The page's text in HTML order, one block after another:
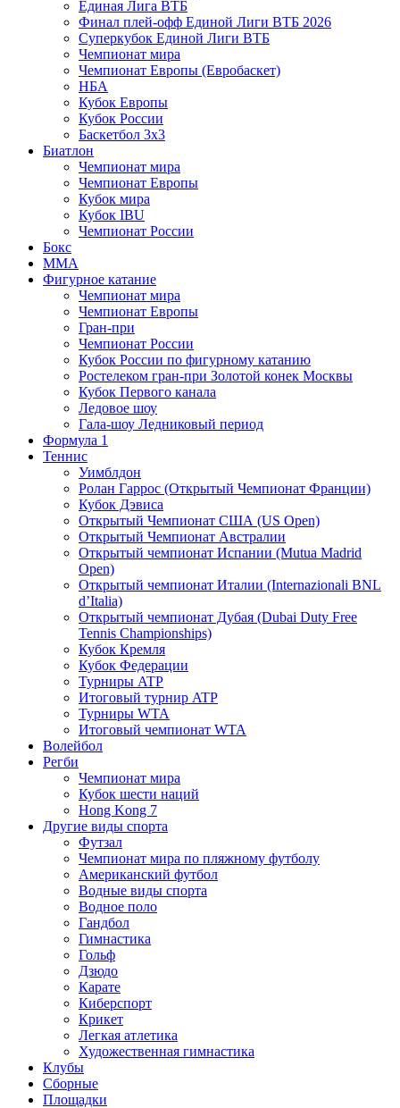
Единая Лига ВТБ
Финал плей-офф Единой Лиги ВТБ 2026
Суперкубок Единой Лиги ВТБ
Чемпионат мира
Чемпионат Европы (Евробаскет)
НБА
Кубок Европы
Кубок России
Баскетбол 3х3
Биатлон
Чемпионат мира
Чемпионат Европы
Кубок мира
Кубок IBU
Чемпионат России
Бокс
MMA
Фигурное катание
Чемпионат мира
Чемпионат Европы
Гран-при
Чемпионат России
Кубок России по фигурному катанию
Ростелеком гран-при Золотой конек Москвы
Кубок Первого канала
Ледовое шоу
Гала-шоу Ледниковый период
Формула 1
Теннис
Уимблдон
Ролан Гаррос (Открытый Чемпионат Франции)
Кубок Дэвиса
Открытый Чемпионат США (US Open)
Открытый Чемпионат Австралии
Открытый чемпионат Испании (Mutua Madrid
Open)
Открытый чемпионат Италии (Internazionali BNL
d’Italia)
Открытый чемпионат Дубая (Dubai Duty Free
Tennis Championships)
Кубок Кремля
Кубок Федерации
Турниры ATP
Итоговый турнир ATP
Турниры WTA
Итоговый чемпионат WTA
Волейбол
Регби
Чемпионат мира
Кубок шести наций
Hong Kong 7
Другие виды спорта
Футзал
Чемпионат мира по пляжному футболу
Американский футбол
Водные виды спорта
Водное поло
Гандбол
Гимнастика
Гольф
Дзюдо
Карате
Киберспорт
Крикет
Легкая атлетика
Художественная гимнастика
Клубы
Сборные
Площадки